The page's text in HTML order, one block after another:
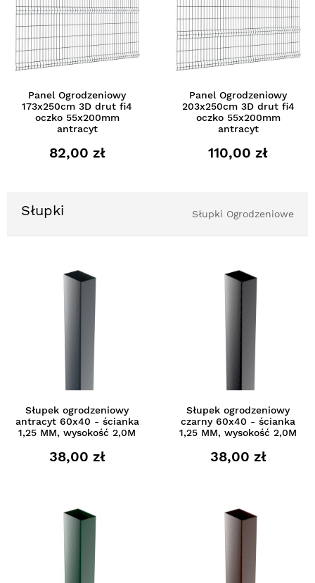
Panel Ogrodzeniowy
173x250cm 3D drut fi4
oczko 55x200mm
antracyt
82,00 zł
Panel Ogrodzeniowy
203x250cm 3D drut fi4
oczko 55x200mm
antracyt
110,00 zł
Słupki Słupki Ogrodzeniowe
Słupek ogrodzeniowy
antracyt 60x40 - ścianka
1,25 MM, wysokość 2,0M
38,00 zł
Słupek ogrodzeniowy
czarny 60x40 - ścianka
1,25 MM, wysokość 2,0M
38,00 zł